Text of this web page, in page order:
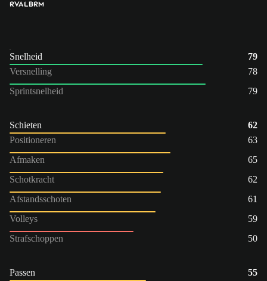
RVALBRM
Snelheid
79
Versnelling
78
Sprintsnelheid
79
Schieten
62
Positioneren
63
Afmaken
65
Schotkracht
62
Afstandsschoten
61
Volleys
59
Strafschoppen
50
Passen
55